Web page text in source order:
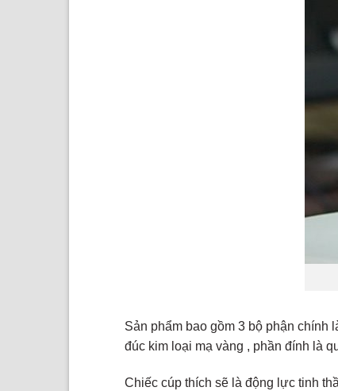
Sản phẩm bao gồm 3 bộ phận
đúc kim loại mạ vàng , phần đính là
Chiếc cúp thích sẽ là động lực tinh